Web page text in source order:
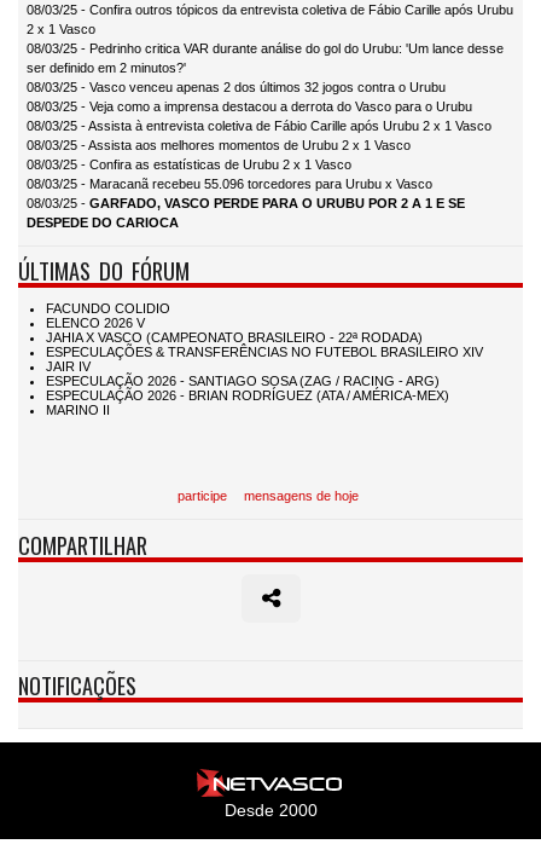
08/03/25 - Confira outros tópicos da entrevista coletiva de Fábio Carille após Urubu
2 x 1 Vasco
08/03/25 - Pedrinho critica VAR durante análise do gol do Urubu: 'Um lance desse
ser definido em 2 minutos?'
08/03/25 - Vasco venceu apenas 2 dos últimos 32 jogos contra o Urubu
08/03/25 - Veja como a imprensa destacou a derrota do Vasco para o Urubu
08/03/25 - Assista à entrevista coletiva de Fábio Carille após Urubu 2 x 1 Vasco
08/03/25 - Assista aos melhores momentos de Urubu 2 x 1 Vasco
08/03/25 - Confira as estatísticas de Urubu 2 x 1 Vasco
08/03/25 - Maracanã recebeu 55.096 torcedores para Urubu x Vasco
08/03/25 - GARFADO, VASCO PERDE PARA O URUBU POR 2 A 1 E SE
DESPEDE DO CARIOCA
ÚLTIMAS DO FÓRUM
participe mensagens de hoje
COMPARTILHAR
NOTIFICAÇÕES
Desde 2000